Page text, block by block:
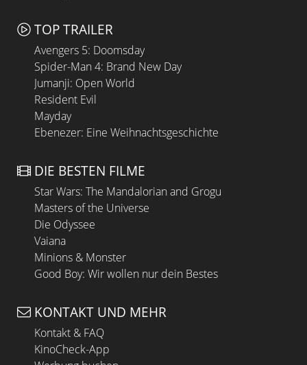
TOP TRAILER
Avengers 5: Doomsday
Spider-Man 4: Brand New Day
Jumanji: Open World
Resident Evil
Mayday
Ebenezer: Eine Weihnachtsgeschichte
DIE BESTEN FILME
Star Wars: The Mandalorian and Grogu
Masters of the Universe
Die Odyssee
Vaiana
Minions & Monster
Good Boy: Wir wollen nur dein Bestes
KONTAKT UND MEHR
Kontakt & FAQ
KinoCheck-App